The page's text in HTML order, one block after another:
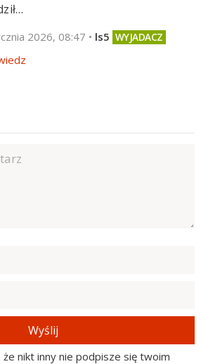
2026, 08:47 • ls5
Wyślij
że nikt inny nie podpisze się twoim